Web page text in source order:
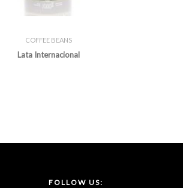
COFFEE BEANS
Lata Internacional
FOLLOW US: